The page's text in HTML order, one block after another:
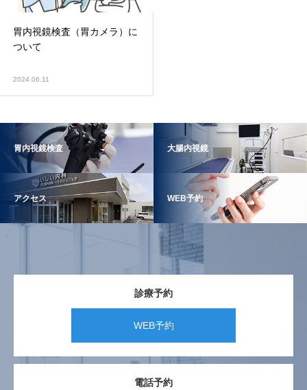
胃内視鏡検査（胃カメラ）に
ついて
2024.06.11
胃内視鏡検査 大腸内視鏡
アクセス WEB予約
診療予約
WEB予約
電話予約